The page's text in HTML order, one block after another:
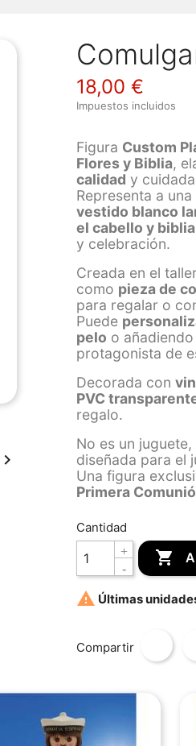

18,00 €
Impuestos incluidos
Figura Custom
Flores y Biblia,
calidad y
Representa a
vestido blanco
el cabello y
y celebración.
Creada en el
como pieza de
para regalar o
Puede
pelo o añadiendo
protagonista de
Decorada con
PVC
regalo.
No es un juguete,
diseñada para el
Una figura
Primera
Cantidad

 Últimas
Compartir